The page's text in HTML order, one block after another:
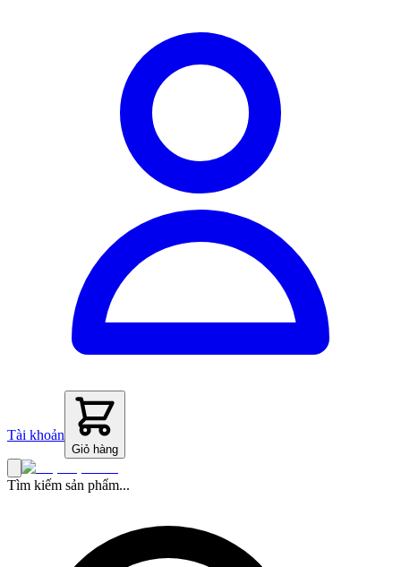
Tài khoản
Giỏ hàng
Tìm kiếm sản phẩm...